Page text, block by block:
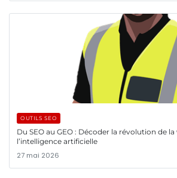
OUTILS SEO
Du SEO au GEO : Décoder la révolution de la
l’intelligence artificielle
27 mai 2026